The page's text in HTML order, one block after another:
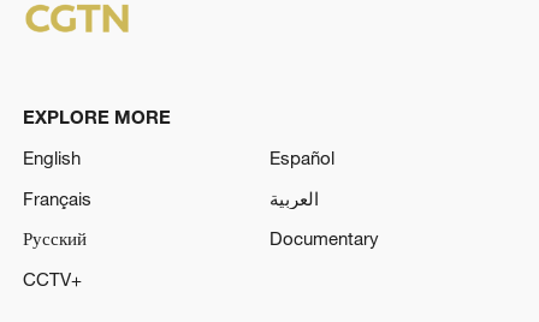
EXPLORE MORE
English
Español
Français
العربية
Русский
Documentary
CCTV+